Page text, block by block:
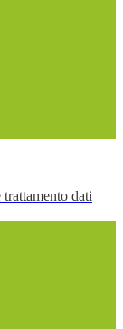
dati